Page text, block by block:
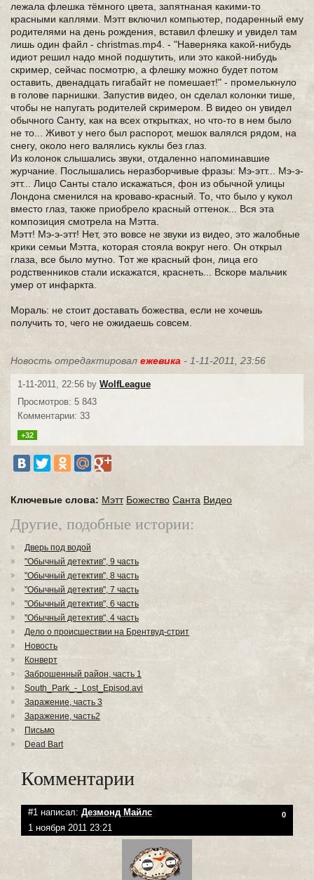
лежала флешка тёмного цвета, запятнаная какими-то
красными каплями. Мэтт включил компьютер, подаренный ему
родителями на день рождения, вставил флешку и увидел там
лишь один файл - christmas.mp4. - "Наверняка какой-нибудь
идиот решил надо мной подшутить, или это какой-нибудь
скример, сейчас посмотрю, а флешку можно будет потом
оставить, двенадцать гигабайт не помешает!" - промелькнуло
в голове парнишки. Запустив видео, он сделал колонки тише,
чтобы не напугать родителей скримером. В видео он увидел
обычного Санту, как на всех открытках, но что-то в нем было
не то... Живот у него был распорот, мешок валялся рядом, на
снегу, около него валялись куклы без глаз.
Из колонок слышались звуки, отдаленно напоминавшие
журчание. Послышались неразборчивые фразы: Мэ-этт... Мэ-э-
этт... Лицо Санты стало искажаться, фон из обычной улицы
Лондона сменился на кроваво-красный. То, что было у кукол
вместо глаз, также приобрело красный оттенок... Вся эта
композиция смотрела на Мэтта.
Мэтт! Мэ-э-этт! Нет, это вовсе не звуки из видео, это жалобные
крики семьи Мэтта, которая стояла вокруг него. Он открыл
глаза, все было мутно. Тот же красный фон, лица его
родственников стали искажатся, краснеть... Вскоре мальчик
умер от инфаркта.
Мораль: не стоит доставать божества, если не хочешь
получить то, чего не ожидаешь совсем.
Новость отредактировал ежевика - 1-11-2011, 23:56
1-11-2011, 22:56 by WolfLeague
Просмотров: 5 843
Комментарии: 33
+32
Ключевые слова: Мэтт Божество Санта Видео
Другие, подобные истории:
Дверь под водой
"Обычный детектив", 9 часть
"Обычный детектив", 8 часть
"Обычный детектив", 7 часть
"Обычный детектив", 6 часть
"Обычный детектив", 4 часть
Дело о происшествии на Брентвуд-стрит
Новость
Конверт
Заброшенный район, часть 1
South_Park_-_Lost_Episod.avi
Заражение, часть 3
Заражение, часть2
Письмо
Dead Bart
Комментарии
#1 написал: Дезмонд Майлс 0
1 ноября 2011 23:21